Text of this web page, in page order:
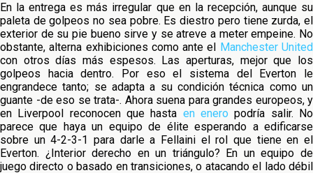
En la entrega es más irregular que en la recepción, aunque su
paleta de golpeos no sea pobre. Es diestro pero tiene zurda, el
exterior de su pie bueno sirve y se atreve a meter empeine. No
obstante, alterna exhibiciones como ante el Manchester United
con otros días más espesos. Las aperturas, mejor que los
golpeos hacia dentro. Por eso el sistema del Everton le
engrandece tanto; se adapta a su condición técnica como un
guante -de eso se trata-. Ahora suena para grandes europeos, y
en Liverpool reconocen que hasta en enero podría salir. No
parece que haya un equipo de élite esperando a edificarse
sobre un 4-2-3-1 para darle a Fellaini el rol que tiene en el
Everton. ¿Interior derecho en un triángulo? En un equipo de
juego directo o basado en transiciones, o atacando el lado débil